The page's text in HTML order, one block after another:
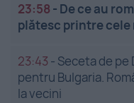
23:58 - De ce au
plătesc printre cele
23:43 - Seceta de pe
pentru Bulgaria.
la vecini